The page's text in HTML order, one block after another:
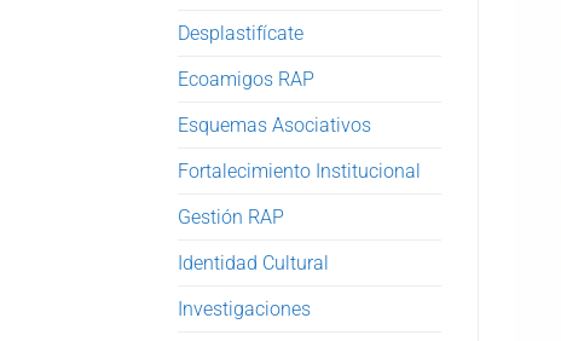
Desplastifícate
Ecoamigos RAP
Esquemas Asociativos
Fortalecimiento Institucional
Gestión RAP
Identidad Cultural
Investigaciones